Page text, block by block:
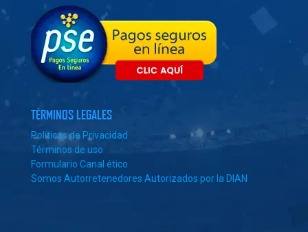
TÉRMINOS LEGALES
Políticas de Privacidad
Términos de uso
Formulario Canal ético
Somos Autorretenedores Autorizados por la DIAN